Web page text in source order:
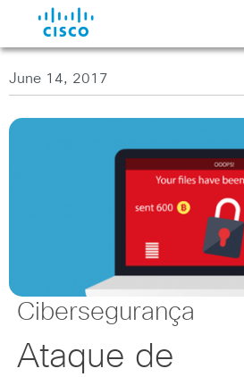
June 14, 2017
Cibersegurança
Ataque de